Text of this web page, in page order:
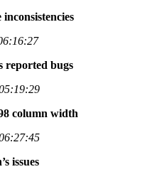
reported bugs
column width
issues